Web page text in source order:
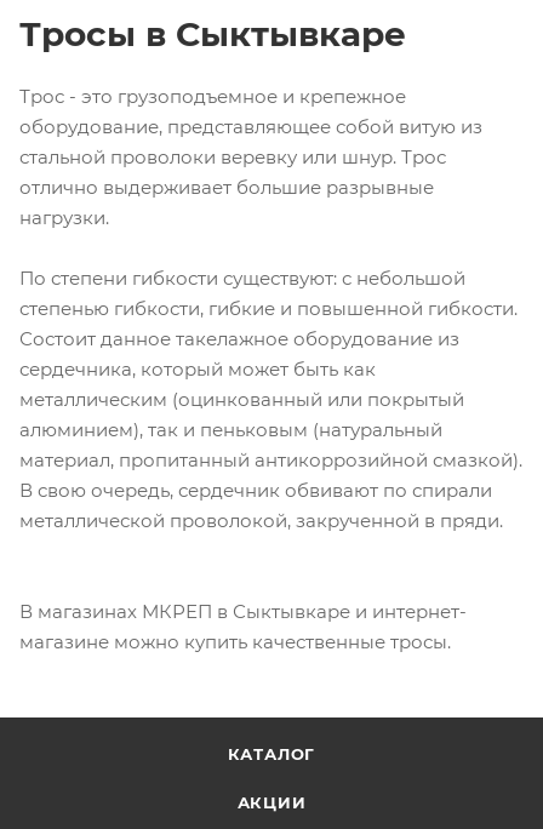
Тросы в Сыктывкаре
Трос - это грузоподъемное и крепежное
оборудование, представляющее собой витую из
стальной проволоки веревку или шнур. Трос
отлично выдерживает большие разрывные
нагрузки.
По степени гибкости существуют: с небольшой
степенью гибкости, гибкие и повышенной гибкости.
Состоит данное такелажное оборудование из
сердечника, который может быть как
металлическим (оцинкованный или покрытый
алюминием), так и пеньковым (натуральный
материал, пропитанный антикоррозийной смазкой).
В свою очередь, сердечник обвивают по спирали
металлической проволокой, закрученной в пряди.
В магазинах МКРЕП в Сыктывкаре и интернет-
магазине можно купить качественные тросы.
КАТАЛОГ
АКЦИИ